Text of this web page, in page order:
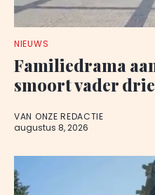
NIEUWS
Familiedrama
smoort vader
VAN ONZE REDACTIE
augustus 8, 2026